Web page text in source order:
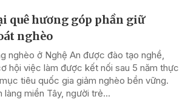
quê hương góp phần giữ
nghèo
nghèo ở Nghệ An được đào tạo nghề,
hội việc làm được kết nối sau 5 năm thực
tiêu quốc gia giảm nghèo bền vững.
làng miền Tây, người trẻ...